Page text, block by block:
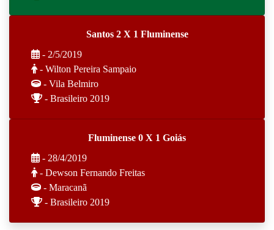
Santos 2 X 1 Fluminense
- 2/5/2019
- Wilton Pereira Sampaio
- Vila Belmiro
- Brasileiro 2019
Fluminense 0 X 1 Goiás
- 28/4/2019
- Dewson Fernando Freitas
- Maracanã
- Brasileiro 2019